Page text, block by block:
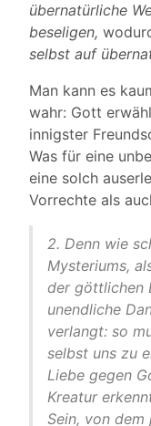
übernatürliche
beseligen,
selbst auf
Man kann es
wahr: Gott
innigster
Was für eine
eine solch
Vorrechte als
2. Denn wie
Mysteriums,
der göttlichen
unendliche
verlangt: so
selbst uns zu
Liebe gegen
Kreatur
Sein, von dem